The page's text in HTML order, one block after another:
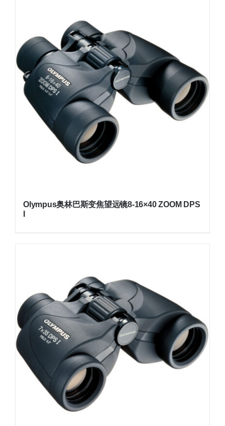
Olympus奥林巴斯变焦望远镜8-16×40 ZOOM DPS